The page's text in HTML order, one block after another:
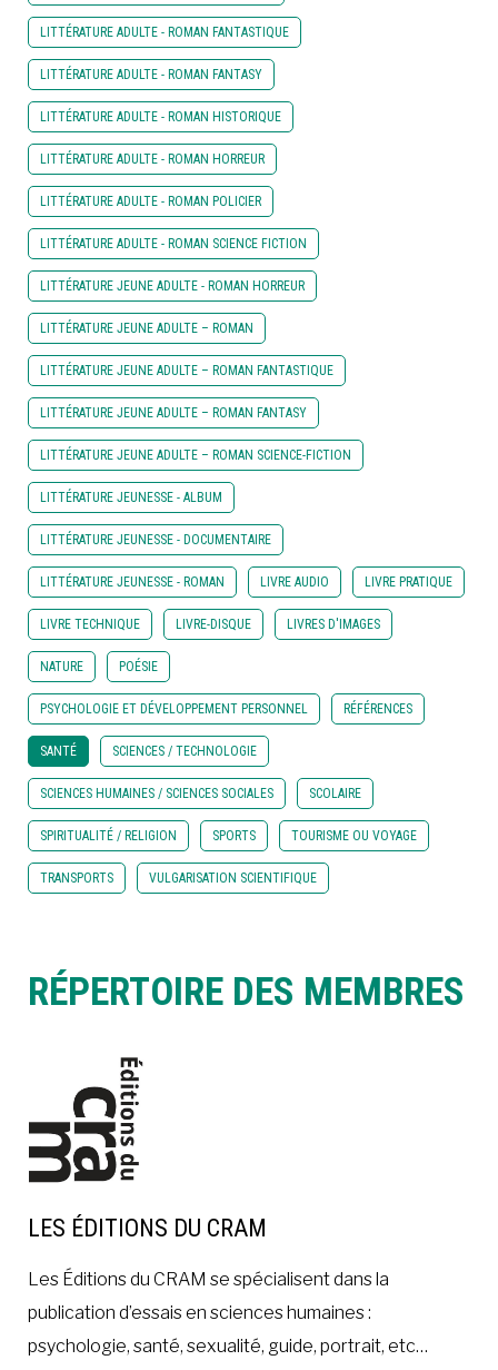
RÉPERTOIRE DES MEMBRES
LES ÉDITIONS DU CRAM
Les Éditions du CRAM se spécialisent dans la
publication d’essais en sciences humaines :
psychologie, santé, sexualité, guide, portrait, etc…
LITTÉRATURE ADULTE - ROMAN FANTASTIQUE
LITTÉRATURE ADULTE - ROMAN FANTASY
LITTÉRATURE ADULTE - ROMAN HISTORIQUE
LITTÉRATURE ADULTE - ROMAN HORREUR
LITTÉRATURE ADULTE - ROMAN POLICIER
LITTÉRATURE ADULTE - ROMAN SCIENCE FICTION
LITTÉRATURE JEUNE ADULTE - ROMAN HORREUR
LITTÉRATURE JEUNE ADULTE – ROMAN
LITTÉRATURE JEUNE ADULTE – ROMAN FANTASTIQUE
LITTÉRATURE JEUNE ADULTE – ROMAN FANTASY
LITTÉRATURE JEUNE ADULTE – ROMAN SCIENCE-FICTION
LITTÉRATURE JEUNESSE - ALBUM
LITTÉRATURE JEUNESSE - DOCUMENTAIRE
LITTÉRATURE JEUNESSE - ROMAN LIVRE AUDIO LIVRE PRATIQUE
LIVRE TECHNIQUE LIVRE-DISQUE LIVRES D'IMAGES
NATURE POÉSIE
PSYCHOLOGIE ET DÉVELOPPEMENT PERSONNEL RÉFÉRENCES
SANTÉ SCIENCES / TECHNOLOGIE
SCIENCES HUMAINES / SCIENCES SOCIALES SCOLAIRE
SPIRITUALITÉ / RELIGION SPORTS TOURISME OU VOYAGE
TRANSPORTS VULGARISATION SCIENTIFIQUE